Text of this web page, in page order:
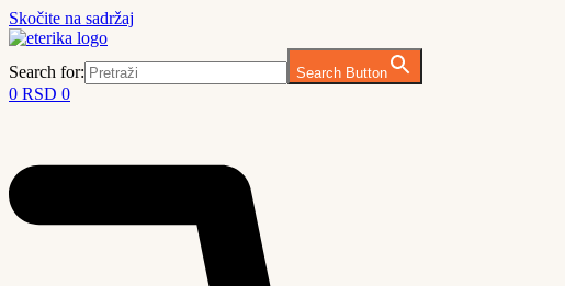
Skočite na sadržaj
Search for: Search Button
0 RSD 0